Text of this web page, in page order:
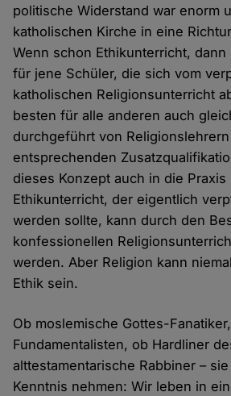
politische Widerstand war enorm
katholischen Kirche in eine
Wenn schon Ethikunterricht, dann
für jene Schüler, die sich vom
katholischen Religionsunterricht
besten für alle anderen auch
durchgeführt von
entsprechenden
dieses Konzept auch in die
Ethikunterricht, der eigentlich
werden sollte, kann durch den
konfessionellen
werden. Aber Religion kann
Ethik sein.
Ob moslemische Gottes-
Fundamentalisten, ob Hardliner
alttestamentarische Rabbiner –
Kenntnis nehmen: Wir leben in